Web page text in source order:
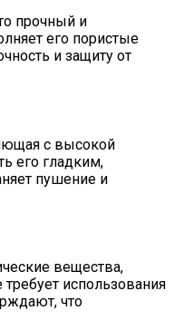
прочный и
его пористые
и защиту от
с высокой
его гладким,
пушение и
вещества,
использования
что